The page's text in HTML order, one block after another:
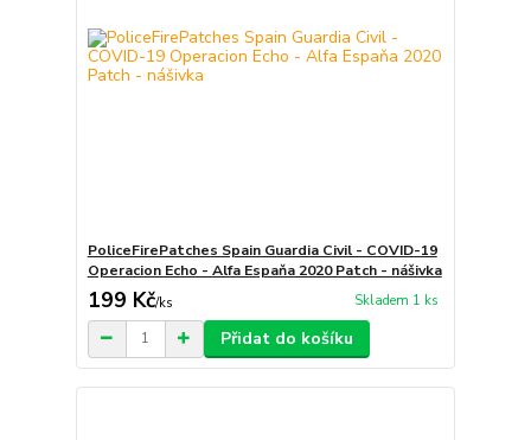
PoliceFirePatches Spain Guardia Civil - COVID-19
Operacion Echo - Alfa Espaňa 2020 Patch - nášivka
199 Kč/ks Skladem 1 ks
Přidat do košíku